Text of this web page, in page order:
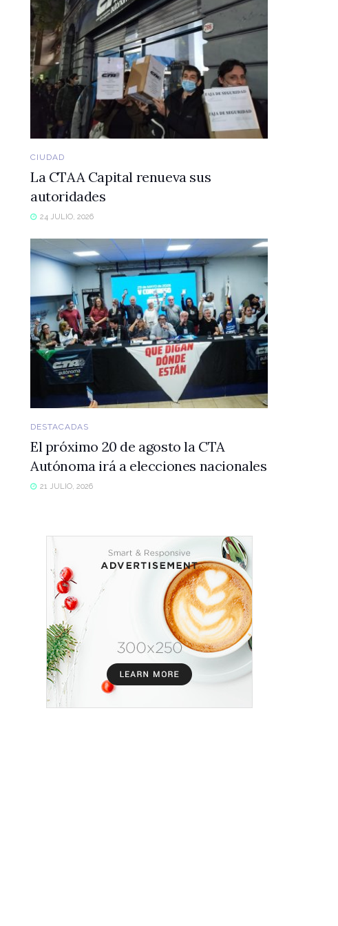
CIUDAD
La CTAA Capital renueva sus
autoridades
24 JULIO, 2026
DESTACADAS
El próximo 20 de agosto la CTA
Autónoma irá a elecciones nacionales
21 JULIO, 2026